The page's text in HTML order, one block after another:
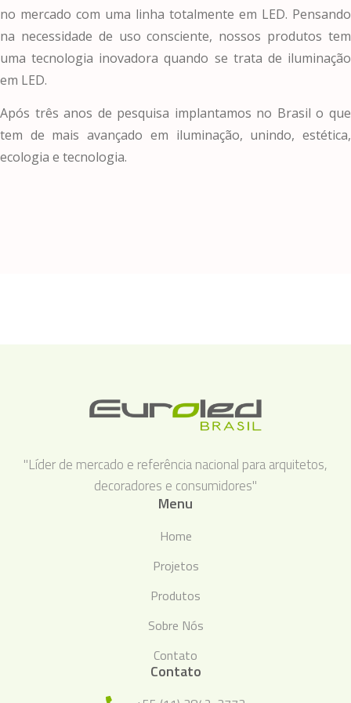
no mercado com uma linha totalmente em LED. Pensando
na necessidade de uso consciente, nossos produtos tem
uma tecnologia inovadora quando se trata de iluminação
em LED.
Após três anos de pesquisa implantamos no Brasil o que
tem de mais avançado em iluminação, unindo, estética,
ecologia e tecnologia.
"Líder de mercado e referência nacional para arquitetos,
decoradores e consumidores"
Menu
Home
Projetos
Produtos
Sobre Nós
Contato
Contato